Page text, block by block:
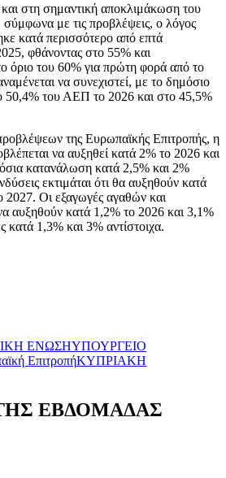
και στη σημαντική αποκλιμάκωση του
με τις προβλέψεις, ο λόγος
κατά περισσότερο από επτά
φθάνοντας στο 55% και
όριο του 60% για πρώτη φορά από το
να συνεχιστεί, με το δημόσιο
50,4% του ΑΕΠ το 2026 και στο 45,5%
της Ευρωπαϊκής Επιτροπής, η
να αυξηθεί κατά 2% το 2026 και
κατανάλωση κατά 2,5% και 2%
εκτιμάται ότι θα αυξηθούν κατά
2027. Οι εξαγωγές αγαθών και
αυξηθούν κατά 1,2% το 2026 και 3,1%
κατά 1,3% και 3% αντίστοιχα.
ΕΝΩΣΗΥΠΟΥΡΓΕΙΟ
ΕπιτροπήΚΥΠΡΙΑΚΗ
ΕΒΔΟΜΑΔΑΣ